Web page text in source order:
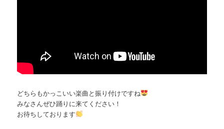
どちらもかっこいい楽曲と振り付けですね
みなさんぜひ踊りに来てください！
お待ちしております